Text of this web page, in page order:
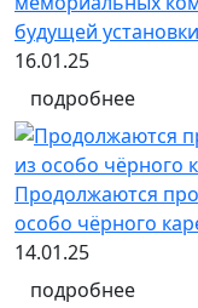
будущей установки
16.01.25
подробнее
Продолжаются
особо чёрного
14.01.25
подробнее